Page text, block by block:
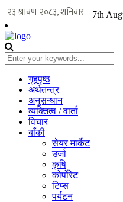
7th
गृहपृष्ठ
अर्थतन्त्र
अनुसन्धान
व्यक्तित्व / वार्ता
विचार
बाँकी
सेयर मार्केट
उर्जा
कृषि
कोर्पोरेट
टिप्स
पर्यटन